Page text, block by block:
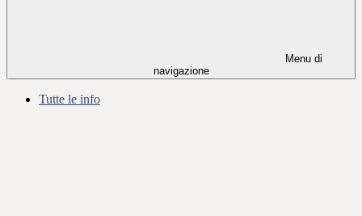
Menu di
navigazione
Tutte le info